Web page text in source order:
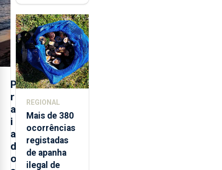
P
r
a
i
a
d
o
brancas com
selo Marca
Açores
REGIONAL
Mais de 380
ocorrências
registadas
de apanha
ilegal de